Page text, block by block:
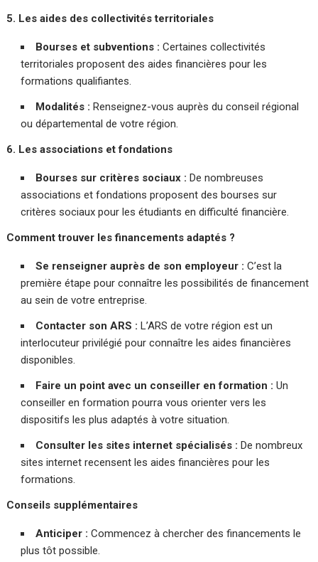
5. Les aides des collectivités territoriales
Bourses et subventions : Certaines collectivités
territoriales proposent des aides financières pour les
formations qualifiantes.
Modalités : Renseignez-vous auprès du conseil régional
ou départemental de votre région.
6. Les associations et fondations
Bourses sur critères sociaux : De nombreuses
associations et fondations proposent des bourses sur
critères sociaux pour les étudiants en difficulté financière.
Comment trouver les financements adaptés ?
Se renseigner auprès de son employeur : C’est la
première étape pour connaître les possibilités de financement
au sein de votre entreprise.
Contacter son ARS : L’ARS de votre région est un
interlocuteur privilégié pour connaître les aides financières
disponibles.
Faire un point avec un conseiller en formation : Un
conseiller en formation pourra vous orienter vers les
dispositifs les plus adaptés à votre situation.
Consulter les sites internet spécialisés : De nombreux
sites internet recensent les aides financières pour les
formations.
Conseils supplémentaires
Anticiper : Commencez à chercher des financements le
plus tôt possible.